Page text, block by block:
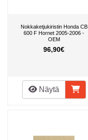
Nokkaketjukiristin Honda CB
600 F Hornet 2005-2006 -
OEM
96,90€
Näytä